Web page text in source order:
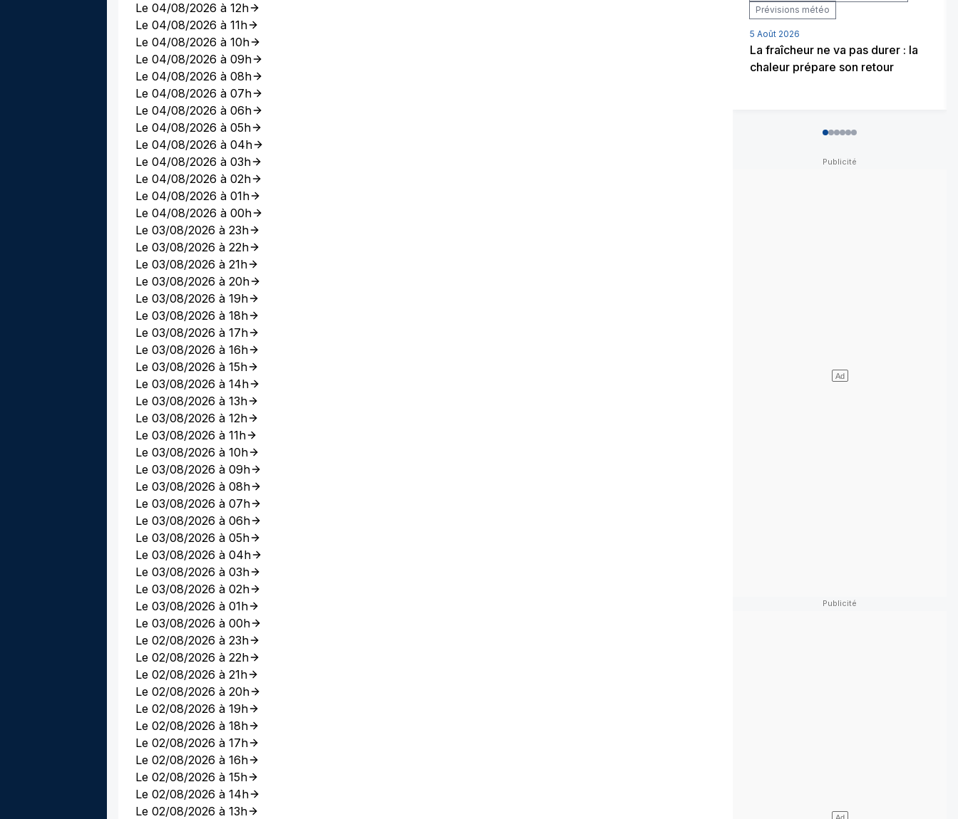
Le 04/08/2026 à 12h
Le 04/08/2026 à 11h
Le 04/08/2026 à 10h
Le 04/08/2026 à 09h
Le 04/08/2026 à 08h
Le 04/08/2026 à 07h
Le 04/08/2026 à 06h
Le 04/08/2026 à 05h
Le 04/08/2026 à 04h
Le 04/08/2026 à 03h
Le 04/08/2026 à 02h
Le 04/08/2026 à 01h
Le 04/08/2026 à 00h
Le 03/08/2026 à 23h
Le 03/08/2026 à 22h
Le 03/08/2026 à 21h
Le 03/08/2026 à 20h
Le 03/08/2026 à 19h
Le 03/08/2026 à 18h
Le 03/08/2026 à 17h
Le 03/08/2026 à 16h
Le 03/08/2026 à 15h
Le 03/08/2026 à 14h
Le 03/08/2026 à 13h
Le 03/08/2026 à 12h
Le 03/08/2026 à 11h
Le 03/08/2026 à 10h
Le 03/08/2026 à 09h
Le 03/08/2026 à 08h
Le 03/08/2026 à 07h
Le 03/08/2026 à 06h
Le 03/08/2026 à 05h
Le 03/08/2026 à 04h
Le 03/08/2026 à 03h
Le 03/08/2026 à 02h
Le 03/08/2026 à 01h
Le 03/08/2026 à 00h
Le 02/08/2026 à 23h
Le 02/08/2026 à 22h
Le 02/08/2026 à 21h
Le 02/08/2026 à 20h
Le 02/08/2026 à 19h
Le 02/08/2026 à 18h
Le 02/08/2026 à 17h
Le 02/08/2026 à 16h
Le 02/08/2026 à 15h
Le 02/08/2026 à 14h
Le 02/08/2026 à 13h
Prévisions météo
5 Août 2026
La fraîcheur ne va pas durer : la
chaleur prépare son retour
012345